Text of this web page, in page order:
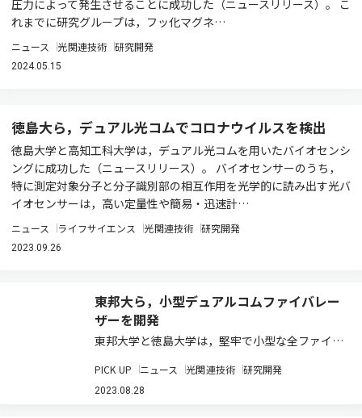
圧力によって発生させることに成功した（ニュースリリース）。 こ
れまでに研究グループは，フッ化マグネ…
ニュース 光関連技術 研究開発
2024.05.15
徳島大ら，デュアル光コムでコロナウイルスを検出
徳島大学と高知工科大学は，デュアル光コムを用いたバイオセンシ
ングに成功した（ニュースリリース）。 バイオセンサーのうち，
特に測定対象分子と分子識別部の相互作用を光学的に読み出す光バ
イオセンサーは，高い定量性や簡易・迅速計…
ニュース ライフサイエンス 光関連技術 研究開発
2023.09.26
東邦大ら，小型デュアルコムファイバレー
ザーを開発
東邦大学と徳島大学は，堅牢で小型な全ファイバ
開発に成功した（ニュースリリース）。 光周波数
コム（光コム）は，高度なレーザー技術であり，
PICK UP ニュース 光関連技術 研究開発
2023.08.28